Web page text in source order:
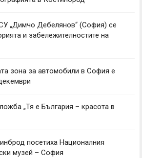
„Димчо Дебелянов“ (София) се
и забележителностите на
зона за автомобили в София е
„Тя е България – красота в
посетиха Националния
музей – София